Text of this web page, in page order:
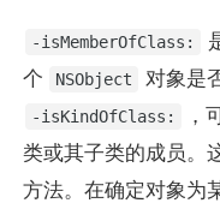
-isMemberOfClass:
个
NSObject 对象是
-isKindOfClass:
，
类或其子类的成员。
方法。在确定对象为